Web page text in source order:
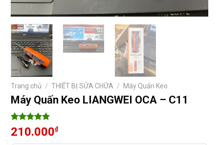
Trang chủ / THIẾT BỊ SỬA CHỮA / Máy Quấn Keo
Máy Quấn Keo LIANGWEI OCA – C11
5trên 5
dựa trên
5
210.000₫